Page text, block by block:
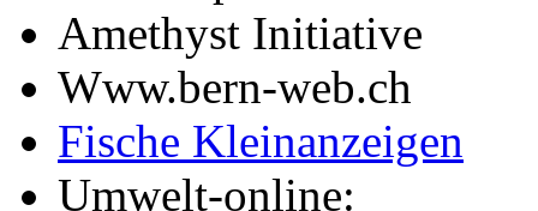
Amethyst Initiative
Www.bern-web.ch
Fische Kleinanzeigen
Umwelt-online: